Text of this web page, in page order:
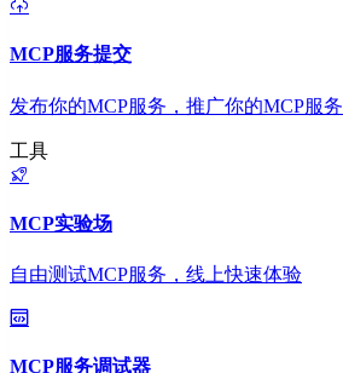
MCP服务提交
发布你的MCP服务，推广你的MCP服务
工具
MCP实验场
自由测试MCP服务，线上快速体验
MCP服务调试器